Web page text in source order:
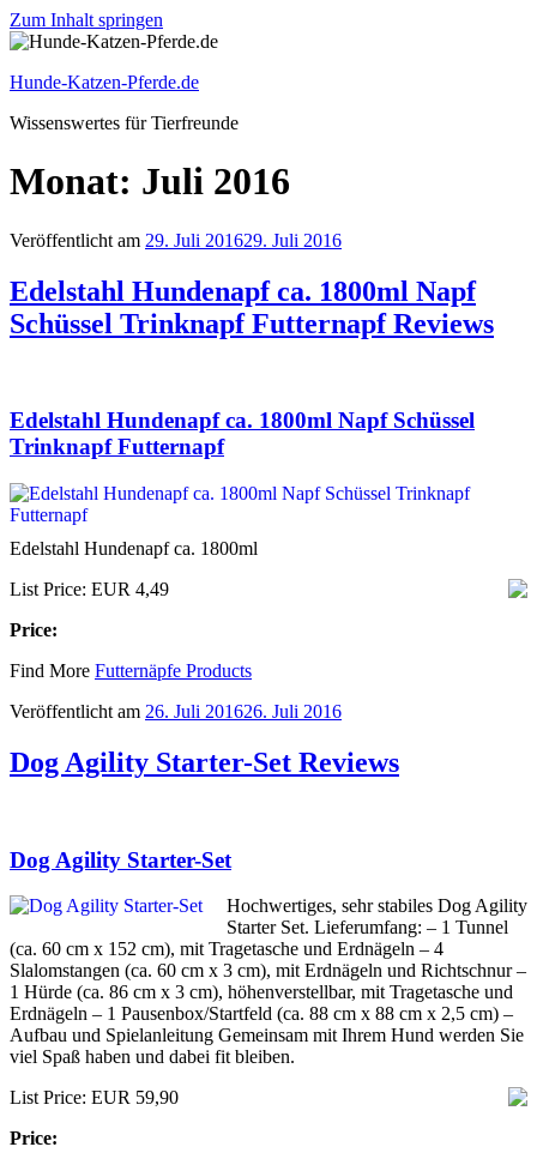
Zum Inhalt springen
Hunde-Katzen-Pferde.de
Wissenswertes für Tierfreunde
Monat: Juli 2016
Veröffentlicht am 29. Juli 201629. Juli 2016
Edelstahl Hundenapf ca. 1800ml Napf
Schüssel Trinknapf Futternapf Reviews
Edelstahl Hundenapf ca. 1800ml Napf Schüssel
Trinknapf Futternapf
Edelstahl Hundenapf ca. 1800ml
List Price: EUR 4,49
Price:
Find More Futternäpfe Products
Veröffentlicht am 26. Juli 201626. Juli 2016
Dog Agility Starter-Set Reviews
Dog Agility Starter-Set
Hochwertiges, sehr stabiles Dog Agility
Starter Set. Lieferumfang: – 1 Tunnel
(ca. 60 cm x 152 cm), mit Tragetasche und Erdnägeln – 4
Slalomstangen (ca. 60 cm x 3 cm), mit Erdnägeln und Richtschnur –
1 Hürde (ca. 86 cm x 3 cm), höhenverstellbar, mit Tragetasche und
Erdnägeln – 1 Pausenbox/Startfeld (ca. 88 cm x 88 cm x 2,5 cm) –
Aufbau und Spielanleitung Gemeinsam mit Ihrem Hund werden Sie
viel Spaß haben und dabei fit bleiben.
List Price: EUR 59,90
Price: